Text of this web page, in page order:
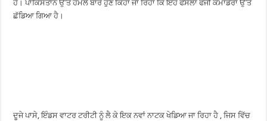
ਹੈ। ਪਾਕਿਸਤਾਨ ਉੱਤੇ ਹਮਲੇ ਬਾਰੇ ਹੁਣ ਕਿਹਾ ਜਾ ਰਿਹਾ ਕਿ ਇਹ ਫੈਸਲਾ ਫੌਜੀ ਕਮਾਂਡਰਾਂ ਉੱਤੇ
ਛੱਡਿਆ ਗਿਆ ਹੈ।
ਦੂਜੇ ਪਾਸੇ, ਇੰਡਸ ਵਾਟਰ ਟਰੀਟੀ ਨੂੰ ਲੈ ਕੇ ਇਕ ਨਵਾਂ ਨਾਟਕ ਖੇਡਿਆ ਜਾ ਰਿਹਾ ਹੈ , ਜਿਸ ਵਿੱਚ